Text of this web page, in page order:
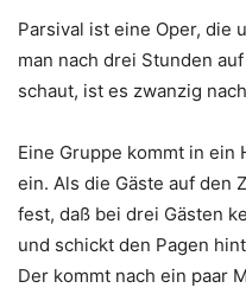
Parsival ist eine Oper, die
man nach drei Stunden
schaut, ist es zwanzig
Eine Gruppe kommt in ein
ein. Als die Gäste auf den
fest, daß bei drei Gästen
und schickt den Pagen
Der kommt nach ein paar